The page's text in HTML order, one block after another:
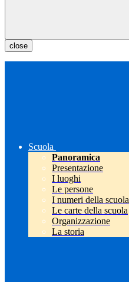
close
Scuola
Panoramica
Presentazione
I luoghi
Le persone
I numeri della scuola
Le carte della scuola
Organizzazione
La storia